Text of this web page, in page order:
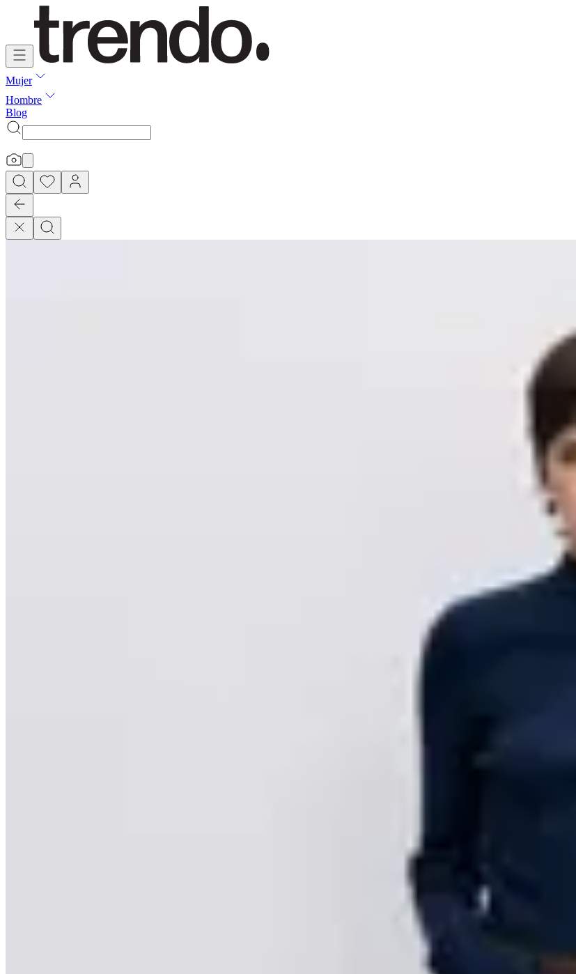
Mujer
Hombre
Blog